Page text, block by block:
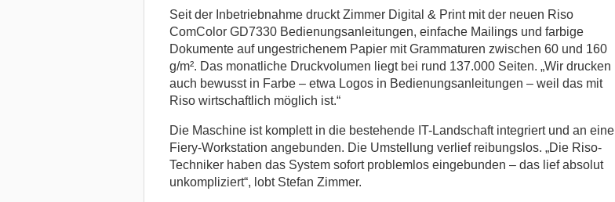
Seit der Inbetriebnahme druckt Zimmer Digital & Print mit der neuen Riso
ComColor GD7330 Bedienungsanleitungen, einfache Mailings und farbige
Dokumente auf ungestrichenem Papier mit Grammaturen zwischen 60 und 160
g/m². Das monatliche Druckvolumen liegt bei rund 137.000 Seiten. „Wir drucken
auch bewusst in Farbe – etwa Logos in Bedienungsanleitungen – weil das mit
Riso wirtschaftlich möglich ist.“
Die Maschine ist komplett in die bestehende IT-Landschaft integriert und an eine
Fiery-Workstation angebunden. Die Umstellung verlief reibungslos. „Die Riso-
Techniker haben das System sofort problemlos eingebunden – das lief absolut
unkompliziert“, lobt Stefan Zimmer.